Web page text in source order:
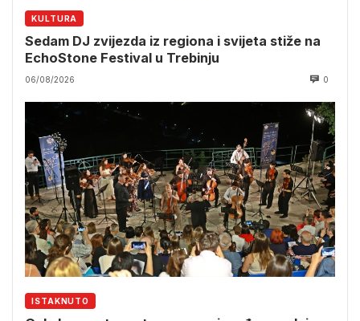
KULTURA
Sedam DJ zvijezda iz regiona i svijeta stiže na
EchoStone Festival u Trebinju
06/08/2026 0
ISTAKNUTO